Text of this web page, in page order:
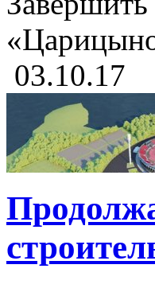
03.10.17